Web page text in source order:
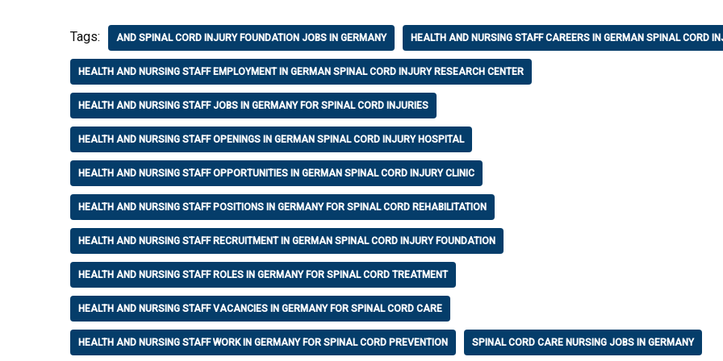
Tags: AND SPINAL CORD INJURY FOUNDATION JOBS IN GERMANY HEALTH AND NURSING STAFF CAREERS IN GERMAN SPINAL CORD
HEALTH AND NURSING STAFF EMPLOYMENT IN GERMAN SPINAL CORD INJURY RESEARCH CENTER
HEALTH AND NURSING STAFF JOBS IN GERMANY FOR SPINAL CORD INJURIES
HEALTH AND NURSING STAFF OPENINGS IN GERMAN SPINAL CORD INJURY HOSPITAL
HEALTH AND NURSING STAFF OPPORTUNITIES IN GERMAN SPINAL CORD INJURY CLINIC
HEALTH AND NURSING STAFF POSITIONS IN GERMANY FOR SPINAL CORD REHABILITATION
HEALTH AND NURSING STAFF RECRUITMENT IN GERMAN SPINAL CORD INJURY FOUNDATION
HEALTH AND NURSING STAFF ROLES IN GERMANY FOR SPINAL CORD TREATMENT
HEALTH AND NURSING STAFF VACANCIES IN GERMANY FOR SPINAL CORD CARE
HEALTH AND NURSING STAFF WORK IN GERMANY FOR SPINAL CORD PREVENTION SPINAL CORD CARE NURSING JOBS IN GERMANY